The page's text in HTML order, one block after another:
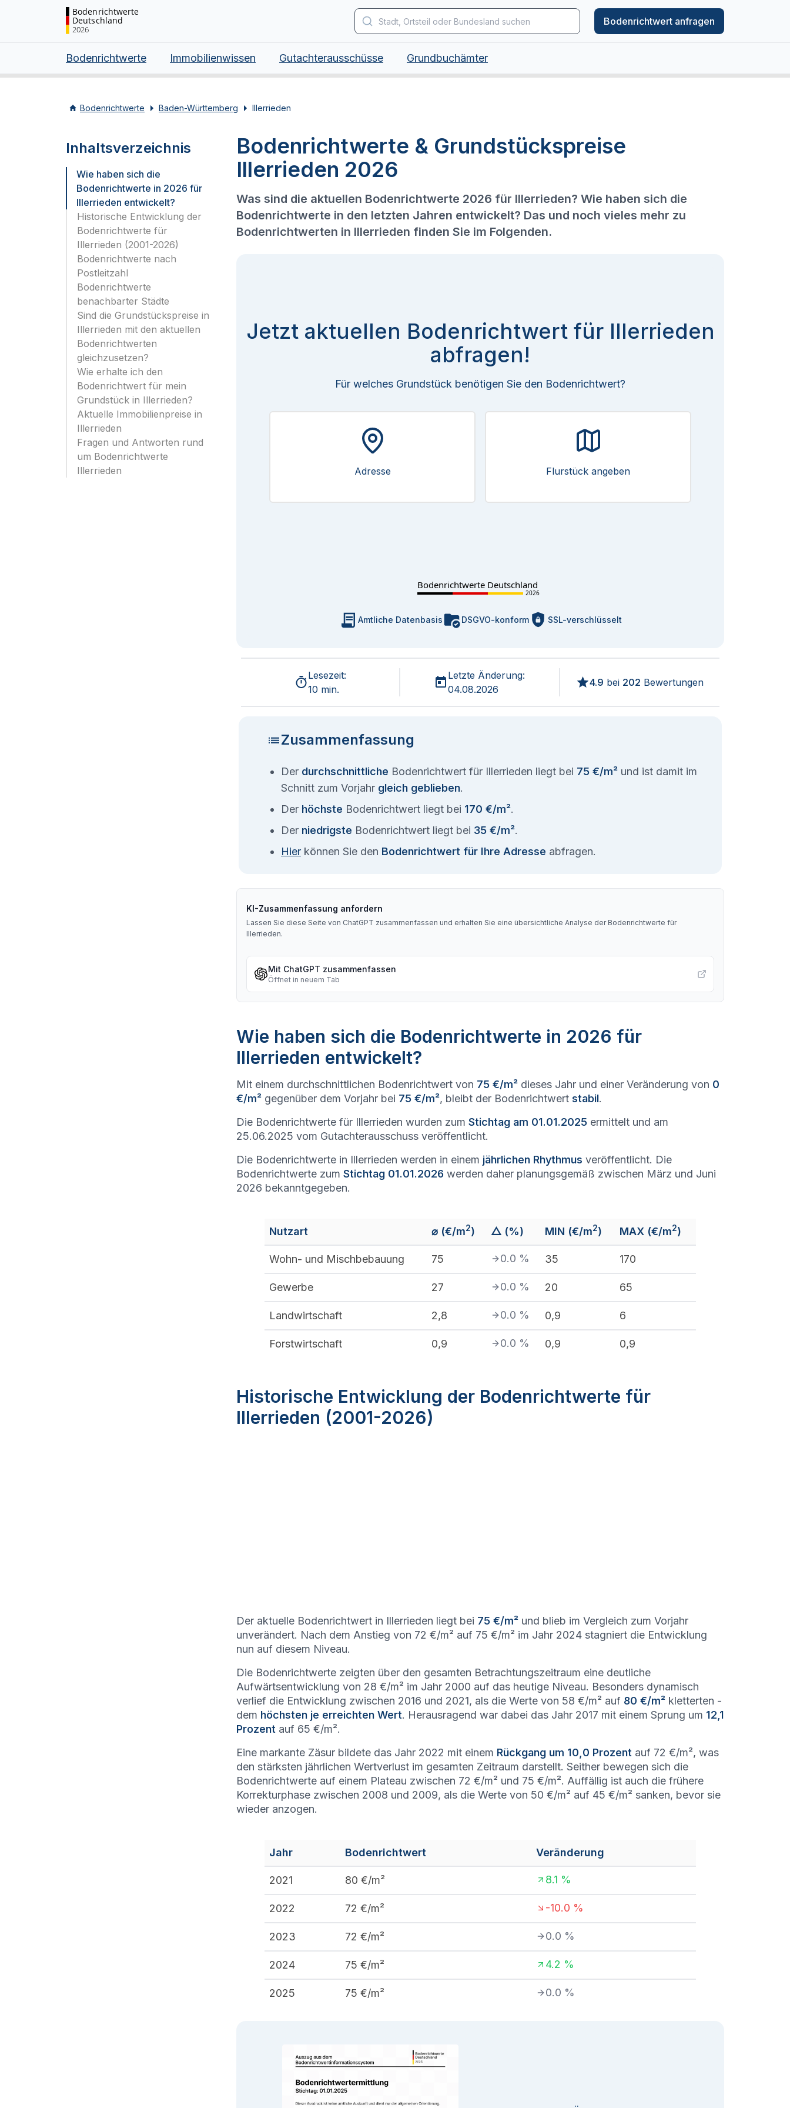
Bodenrichtwerte
Deutschland
2026
Bodenrichtwert anfragen
Bodenrichtwerte Immobilienwissen Gutachterausschüsse Grundbuchämter
Bodenrichtwerte Baden-Württemberg Illerrieden
Inhaltsverzeichnis
Wie haben sich die
Bodenrichtwerte in 2026 für
Illerrieden entwickelt?
Historische Entwicklung der
Bodenrichtwerte für
Illerrieden (2001-2026)
Bodenrichtwerte nach
Postleitzahl
Bodenrichtwerte
benachbarter Städte
Sind die Grundstückspreise in
Illerrieden mit den aktuellen
Bodenrichtwerten
gleichzusetzen?
Wie erhalte ich den
Bodenrichtwert für mein
Grundstück in Illerrieden?
Aktuelle Immobilienpreise in
Illerrieden
Fragen und Antworten rund
um Bodenrichtwerte
Illerrieden
Bodenrichtwerte & Grundstückspreise
Illerrieden 2026
Was sind die aktuellen Bodenrichtwerte 2026 für Illerrieden? Wie haben sich die
Bodenrichtwerte in den letzten Jahren entwickelt? Das und noch vieles mehr zu
Bodenrichtwerten in Illerrieden finden Sie im Folgenden.
Jetzt aktuellen Bodenrichtwert für Illerrieden
abfragen!
Für welches Grundstück benötigen Sie den Bodenrichtwert?
Adresse Flurstück angeben
Bodenrichtwerte Deutschland
2026
Amtliche Datenbasis DSGVO-konform SSL-verschlüsselt
Lesezeit:
10 min.
Letzte Änderung:
04.08.2026
4.9 bei 202 Bewertungen
Zusammenfassung
Der durchschnittliche Bodenrichtwert für Illerrieden liegt bei 75 €/m² und ist damit im
Schnitt zum Vorjahr gleich geblieben.
Der höchste Bodenrichtwert liegt bei 170 €/m².
Der niedrigste Bodenrichtwert liegt bei 35 €/m².
Hier können Sie den Bodenrichtwert für Ihre Adresse abfragen.
KI-Zusammenfassung anfordern
Lassen Sie diese Seite von ChatGPT zusammenfassen und erhalten Sie eine übersichtliche Analyse der Bodenrichtwerte für
Illerrieden.
Mit ChatGPT zusammenfassen
Öffnet in neuem Tab
Wie haben sich die Bodenrichtwerte in 2026 für
Illerrieden entwickelt?
Mit einem durchschnittlichen Bodenrichtwert von 75 €/m² dieses Jahr und einer Veränderung von 0
€/m² gegenüber dem Vorjahr bei 75 €/m², bleibt der Bodenrichtwert stabil.
Die Bodenrichtwerte für Illerrieden wurden zum Stichtag am 01.01.2025 ermittelt und am
25.06.2025 vom Gutachterausschuss veröffentlicht.
Die Bodenrichtwerte in Illerrieden werden in einem jährlichen Rhythmus veröffentlicht. Die
Bodenrichtwerte zum Stichtag 01.01.2026 werden daher planungsgemäß zwischen März und Juni
2026 bekanntgegeben.
Nutzart ⌀ (€/m2) △ (%) MIN (€/m2) MAX (€/m2)
Wohn- und Mischbebauung 75 0.0 % 35 170
Gewerbe 27 0.0 % 20 65
Landwirtschaft 2,8 0.0 % 0,9 6
Forstwirtschaft 0,9 0.0 % 0,9 0,9
Historische Entwicklung der Bodenrichtwerte für
Illerrieden (2001-2026)
Der aktuelle Bodenrichtwert in Illerrieden liegt bei 75 €/m² und blieb im Vergleich zum Vorjahr
unverändert. Nach dem Anstieg von 72 €/m² auf 75 €/m² im Jahr 2024 stagniert die Entwicklung
nun auf diesem Niveau.
Die Bodenrichtwerte zeigten über den gesamten Betrachtungszeitraum eine deutliche
Aufwärtsentwicklung von 28 €/m² im Jahr 2000 auf das heutige Niveau. Besonders dynamisch
verlief die Entwicklung zwischen 2016 und 2021, als die Werte von 58 €/m² auf 80 €/m² kletterten -
dem höchsten je erreichten Wert. Herausragend war dabei das Jahr 2017 mit einem Sprung um 12,1
Prozent auf 65 €/m².
Eine markante Zäsur bildete das Jahr 2022 mit einem Rückgang um 10,0 Prozent auf 72 €/m², was
den stärksten jährlichen Wertverlust im gesamten Zeitraum darstellt. Seither bewegen sich die
Bodenrichtwerte auf einem Plateau zwischen 72 €/m² und 75 €/m². Auffällig ist auch die frühere
Korrekturphase zwischen 2008 und 2009, als die Werte von 50 €/m² auf 45 €/m² sanken, bevor sie
wieder anzogen.
Jahr Bodenrichtwert Veränderung
2021 80 €/m² 8.1 %
2022 72 €/m² -10.0 %
2023 72 €/m² 0.0 %
2024 75 €/m² 4.2 %
2025 75 €/m² 0.0 %